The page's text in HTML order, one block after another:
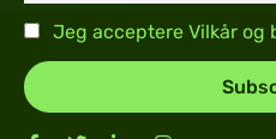
Jeg acceptere Vilkår og